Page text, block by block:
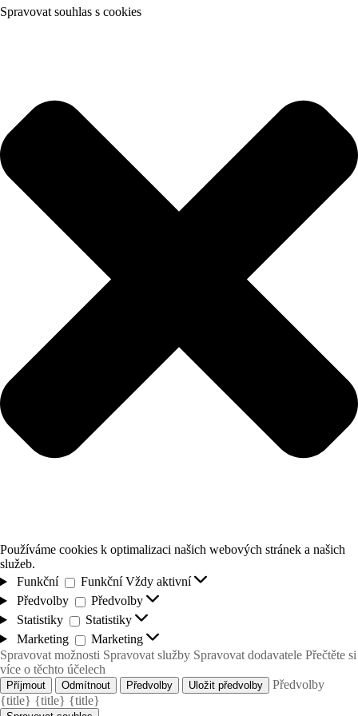
Spravovat souhlas s cookies
Používáme cookies k optimalizaci našich webových stránek a našich
služeb.
Funkční
Funkční Vždy aktivní
Předvolby
Předvolby
Statistiky
Statistiky
Marketing
Marketing
Spravovat možnosti Spravovat služby Spravovat dodavatele Přečtěte si
více o těchto účelech
Příjmout Odmítnout Předvolby Uložit předvolby
Předvolby
{title} {title} {title}